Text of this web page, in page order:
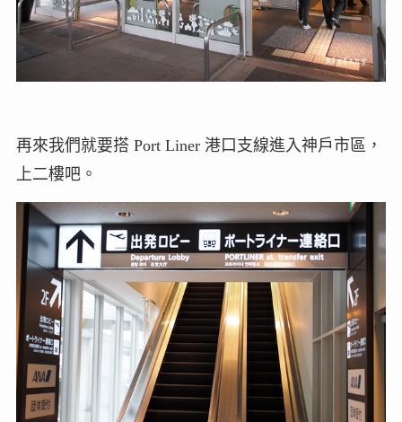
再來我們就要搭 Port Liner 港口支線進入神戶市區，
上二樓吧。